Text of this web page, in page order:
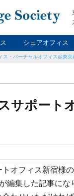
シェアオフィス
ス・バーチャルオフィス@東
サポート
トオフィス新宿様
編集した記事に